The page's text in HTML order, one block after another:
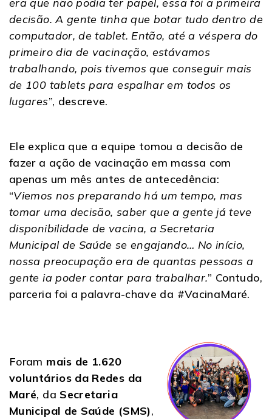
decisão. A gente tinha que botar tudo dentro de
computador, de tablet. Então, até a véspera do
primeiro dia de vacinação, estávamos
trabalhando, pois tivemos que conseguir mais
de 100 tablets para espalhar em todos os
lugares”, descreve.
Ele explica que a equipe tomou a decisão de
fazer a ação de vacinação em massa com
apenas um mês antes de antecedência:
“Viemos nos preparando há um tempo, mas
tomar uma decisão, saber que a gente já teve
disponibilidade de vacina, a Secretaria
Municipal de Saúde se engajando… No início,
nossa preocupação era de quantas pessoas a
gente ia poder contar para trabalhar.” Contudo,
parceria foi a palavra-chave da #VacinaMaré.
Foram mais de 1.620
voluntários da Redes da
Maré, da Secretaria
Municipal de Saúde (SMS),